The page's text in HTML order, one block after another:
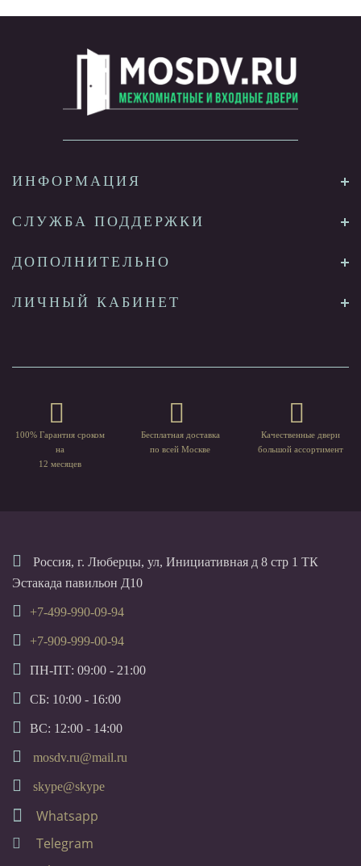
ИНФОРМАЦИЯ
СЛУЖБА ПОДДЕРЖКИ
ДОПОЛНИТЕЛЬНО
ЛИЧНЫЙ КАБИНЕТ
100% Гарантия сроком
на
12 месяцев
Бесплатная доставка
по всей Москве
Качественные двери
большой ассортимент
Россия, г. Люберцы, ул, Инициативная д 8 стр 1 ТК
Эстакада павильон Д10
+7-499-990-09-94
+7-909-999-00-94
ПН-ПТ: 09:00 - 21:00
СБ: 10:00 - 16:00
ВС: 12:00 - 14:00
mosdv.ru@mail.ru
skype@skype
Whatsapp
Telegram